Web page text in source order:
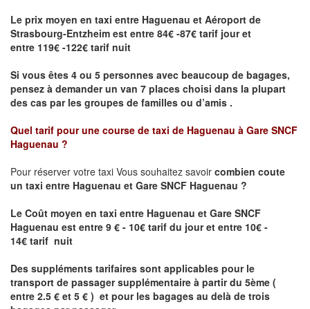
Le prix moyen en taxi entre Haguenau et Aéroport de
Strasbourg-Entzheim est entre 84€ -87€ tarif jour et
entre 119€ -122€ tarif nuit
Si vous êtes 4 ou 5 personnes avec beaucoup de bagages,
pensez à demander un van 7 places choisi dans la plupart
des cas par les groupes de familles ou d’amis .
Quel tarif pour une course de taxi de Haguenau à Gare SNCF
Haguenau ?
Pour réserver votre taxi Vous souhaitez savoir combien coute
un taxi entre Haguenau et Gare SNCF Haguenau ?
Le Coût moyen en taxi entre Haguenau et Gare SNCF
Haguenau est entre 9 € - 10€ tarif du jour et entre 10€ -
14€ tarif nuit
Des suppléments tarifaires sont applicables pour le
transport de passager supplémentaire à partir du 5ème (
entre 2.5 € et 5 € ) et pour les bagages au delà de trois